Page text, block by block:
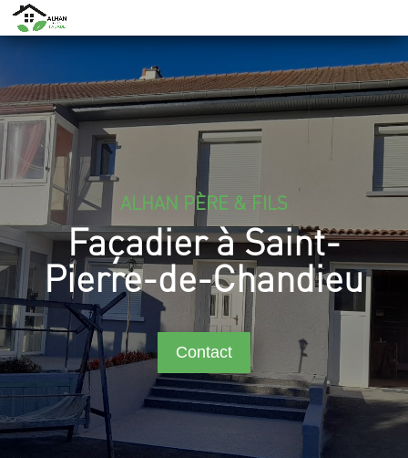
ALHAN PÈRE & FILS
Façadier à Saint-
Pierre-de-Chandieu
Contact